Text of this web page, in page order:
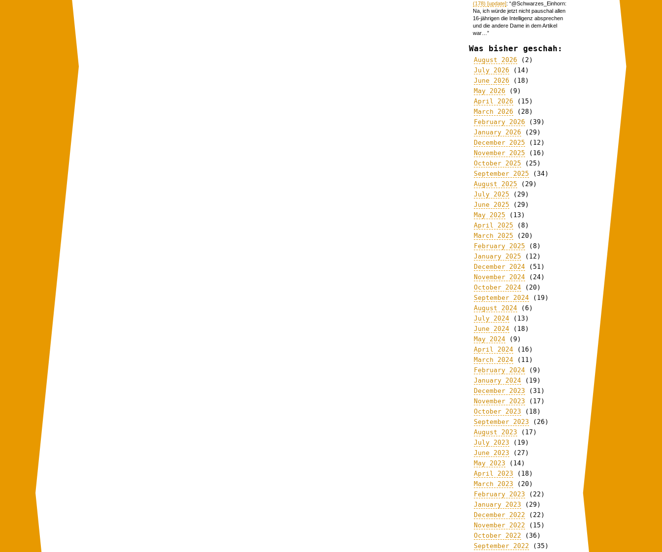
(178) [update]: “@Schwarzes_Einhorn:
Na, ich würde jetzt nicht pauschal allen
16-jährigen die Intelligenz absprechen
und die andere Dame in dem Artikel
war… ”
Was bisher geschah:
August 2026 (2)
July 2026 (14)
June 2026 (18)
May 2026 (9)
April 2026 (15)
March 2026 (28)
February 2026 (39)
January 2026 (29)
December 2025 (12)
November 2025 (16)
October 2025 (25)
September 2025 (34)
August 2025 (29)
July 2025 (29)
June 2025 (29)
May 2025 (13)
April 2025 (8)
March 2025 (20)
February 2025 (8)
January 2025 (12)
December 2024 (51)
November 2024 (24)
October 2024 (20)
September 2024 (19)
August 2024 (6)
July 2024 (13)
June 2024 (18)
May 2024 (9)
April 2024 (16)
March 2024 (11)
February 2024 (9)
January 2024 (19)
December 2023 (31)
November 2023 (17)
October 2023 (18)
September 2023 (26)
August 2023 (17)
July 2023 (19)
June 2023 (27)
May 2023 (14)
April 2023 (18)
March 2023 (20)
February 2023 (22)
January 2023 (29)
December 2022 (22)
November 2022 (15)
October 2022 (36)
September 2022 (35)